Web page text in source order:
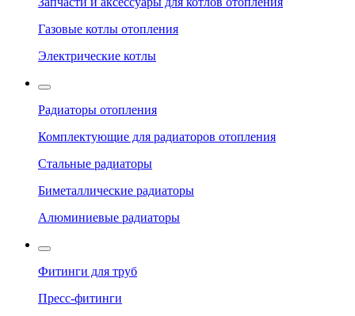
Газовые котлы отопления
Электрические котлы
Радиаторы отопления
Комплектующие для радиаторов отопления
Стальные радиаторы
Биметаллические радиаторы
Алюминиевые радиаторы
Фитинги для труб
Пресс-фитинги